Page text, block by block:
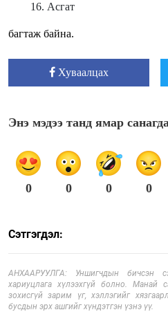
16. Асгат
багтаж байна.
Хуваалцах
Энэ мэдээ танд ямар
0 0 0 0
Сэтгэгдэл:
АНХААРУУЛГА: Уншигчдын бичсэн
хариуцлага хүлээхгүй болно.
зохисгүй зарим үг, хэллэгийг
бусдын эрх ашгийг хүндэтгэн үзнэ үү.